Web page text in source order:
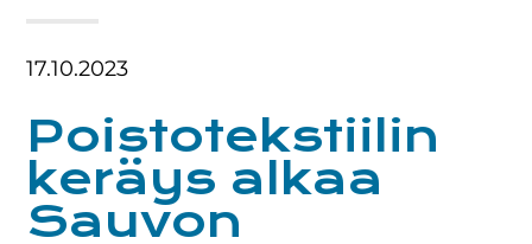
17.10.2023
Poistotekstiilin
keräys alkaa
Sauvon